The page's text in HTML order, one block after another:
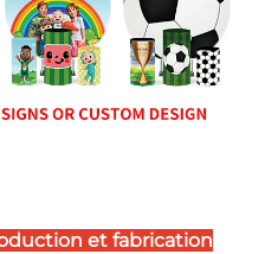
et fabrication